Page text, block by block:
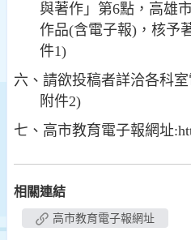
與著作」第6點，高雄
作品(含電子報) ，核予
件1)
六、請欲投稿者詳洽各科
附件2)
七、高市教育電子報網址
相關連結
高市教育電子報網址